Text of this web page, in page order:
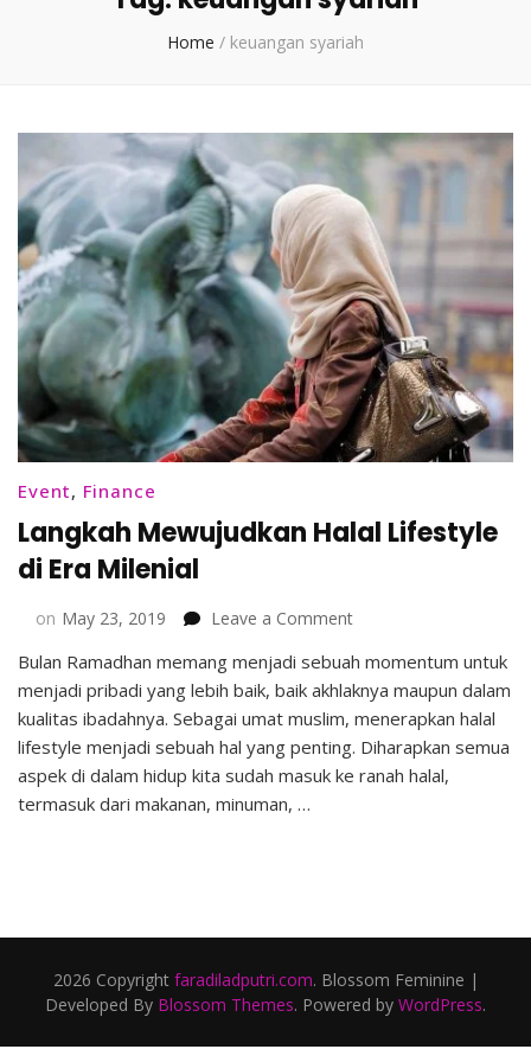
Home / keuangan syariah
Event, Finance
Langkah Mewujudkan Halal Lifestyle
di Era Milenial
on May 23, 2019 Leave a Commenton
Mewujudkan
Halal
Lifestyle
di
Bulan Ramadhan memang menjadi sebuah momentum untuk
menjadi pribadi yang lebih baik, baik akhlaknya maupun dalam
kualitas ibadahnya. Sebagai umat muslim, menerapkan halal
lifestyle menjadi sebuah hal yang penting. Diharapkan semua
aspek di dalam hidup kita sudah masuk ke ranah halal,
termasuk dari makanan, minuman, …
2026 Copyright faradiladputri.com. Blossom Feminine |
Developed By Blossom Themes. Powered by WordPress.